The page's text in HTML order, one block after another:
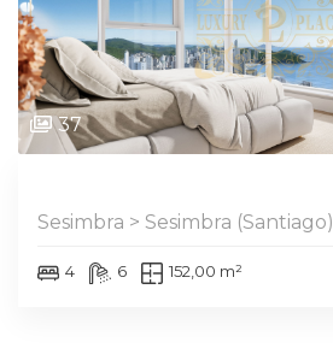
37
Sesimbra > Sesimbra (Santiago)
4 6 152,00 m²